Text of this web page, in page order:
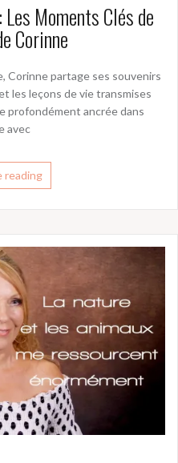
Moments Clés de
Corinne
Corinne partage ses souvenirs
les leçons de vie transmises
profondément ancrée dans
avec
reading